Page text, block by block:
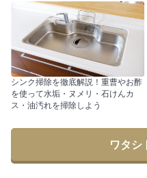
シンク掃除を徹底解説！重曹やお酢
を使って水垢・ヌメリ・石けんカ
ス・油汚れを掃除しよう
ワタシ